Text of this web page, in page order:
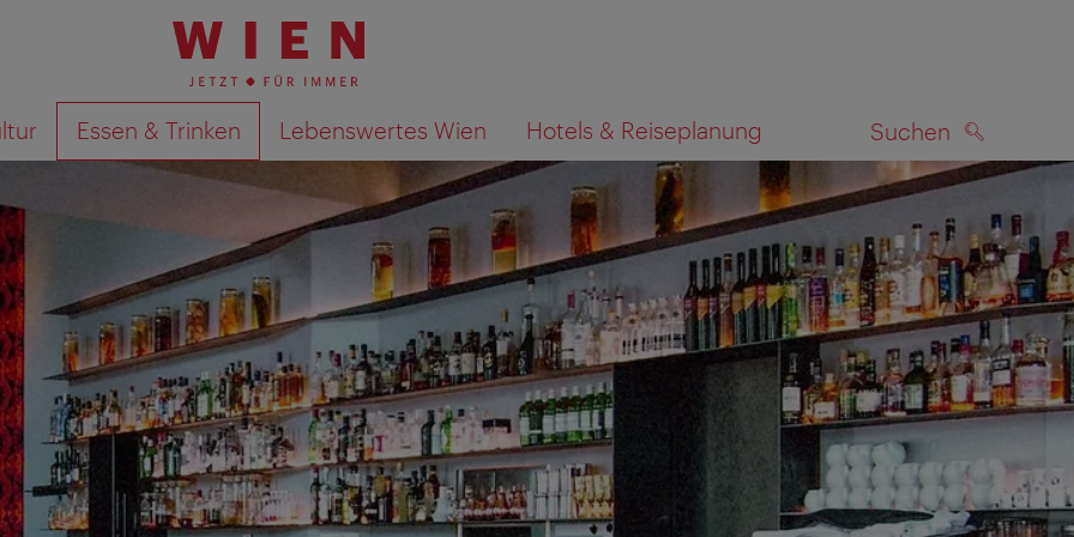
Essen & Trinken Lebenswertes Wien Hotels & Reiseplanung Suchen
Suchergebnisse auf Karte anzeigen SUCHEN